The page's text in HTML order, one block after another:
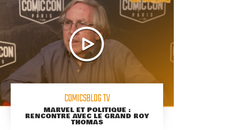
COMICSBLOG TV
MARVEL ET POLITIQUE :
RENCONTRE AVEC LE GRAND ROY
THOMAS